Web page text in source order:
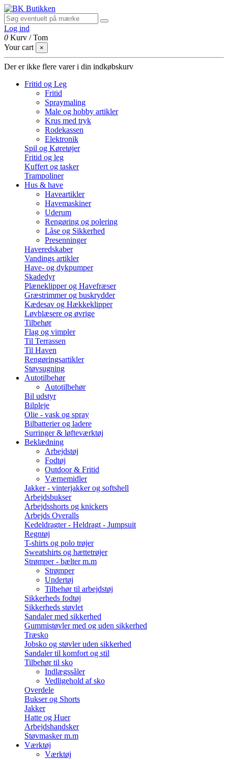
Log ind
0 Kurv /Tom
Your cart
×
Der er ikke flere varer i din indkøbskurv
Fritid og Leg
Fritid
Spraymaling
Male og hobby artikler
Krus med tryk
Rodekassen
Elektronik
Spil og Køretøjer
Fritid og leg
Kuffert og tasker
Trampoliner
Hus & have
Haveartikler
Havemaskiner
Uderum
Rengøring og polering
Låse og Sikkerhed
Presenninger
Haveredskaber
Vandings artikler
Have- og dykpumper
Skadedyr
Plæneklipper og Havefræser
Græstrimmer og buskrydder
Kædesav og Hækkeklipper
Løvblæsere og øvrige
Tilbehør
Flag og vimpler
Til Terrassen
Til Haven
Rengøringsartikler
Støvsugning
Autotilbehør
Autotilbehør
Bil udstyr
Bilpleje
Olie - vask og spray
Bilbatterier og ladere
Surringer & løfteværktøj
Beklædning
Arbejdstøj
Fodtøj
Outdoor & Fritid
Værnemidler
Jakker - vinterjakker og softshell
Arbejdsbukser
Arbejdsshorts og knickers
Arbejds Overalls
Kedeldragter - Heldragt - Jumpsuit
Regntøj
T-shirts og polo trøjer
Sweatshirts og hættetrøjer
Strømper - bælter m.m
Strømper
Undertøj
Tilbehør til arbejdstøj
Sikkerheds fodtøj
Sikkerheds støvlet
Sandaler med sikkerhed
Gummistøvler med og uden sikkerhed
Træsko
Jobsko og støvler uden sikkerhed
Sandaler til komfort og stil
Tilbehør til sko
Indlægssåler
Vedligehold af sko
Overdele
Bukser og Shorts
Jakker
Hatte og Huer
Arbejdshandsker
Støvmasker m.m
Værktøj
Værktøj